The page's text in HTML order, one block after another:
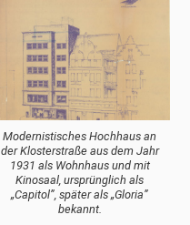
Modernistisches Hochhaus an
der Klosterstraße aus dem Jahr
1931 als Wohnhaus und mit
Kinosaal, ursprünglich als
„Capitol”, später als „Gloria”
bekannt.